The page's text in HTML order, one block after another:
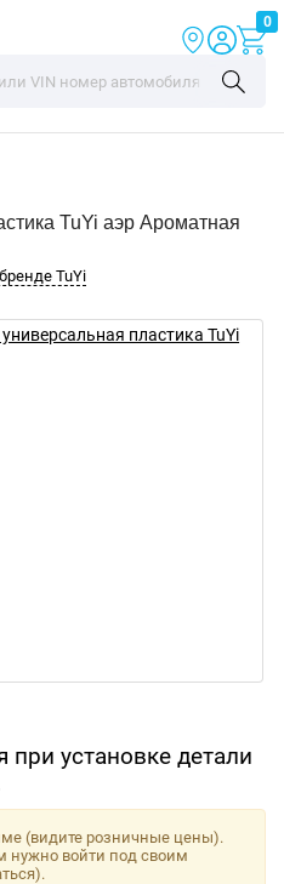
0
TuYi аэр Ароматная
TuYi
при установке детали
(видите розничные цены).
нужно войти под своим